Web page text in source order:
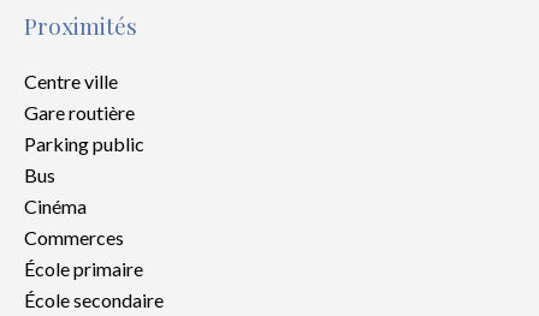
Proximités
Centre ville
Gare routière
Parking public
Bus
Cinéma
Commerces
École primaire
École secondaire